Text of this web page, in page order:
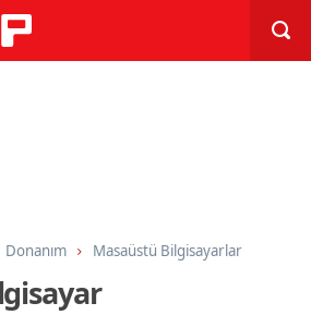
Donanım Masaüstü Bilgisayarlar